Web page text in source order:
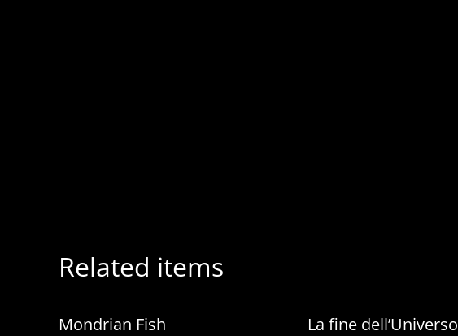
Related items
Mondrian Fish La fine dell’Universo